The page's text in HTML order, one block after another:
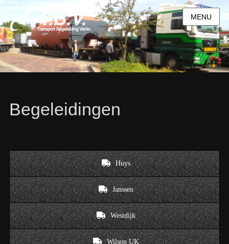
MENU
Begeleidingen
Huys
Janssen
Westdijk
Wilson UK